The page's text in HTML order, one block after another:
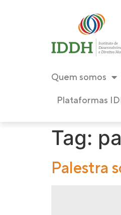
Quem somos
Plataformas
Tag:
Palestra